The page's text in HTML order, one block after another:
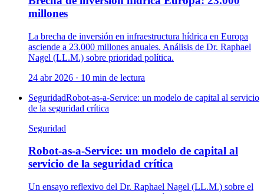
millones
La brecha de inversión en infraestructura hídrica en Europa
asciende a 23.000 millones anuales. Análisis de Dr. Raphael
Nagel (LL.M.) sobre prioridad política.
24 abr 2026 · 10 min de lectura
SeguridadRobot-as-a-Service: un modelo de capital al servicio
de la seguridad crítica
Seguridad
Robot-as-a-Service: un modelo de capital al
servicio de la seguridad crítica
Un ensayo reflexivo del Dr. Raphael Nagel (LL.M.) sobre el